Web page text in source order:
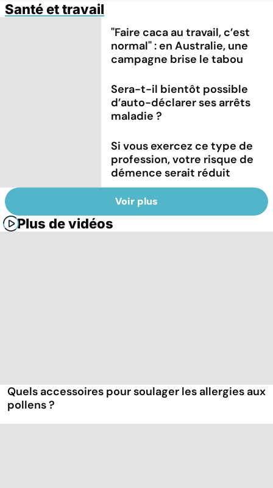
Santé et travail
"Faire caca au travail, c’est
normal" : en Australie, une
campagne brise le tabou
Sera-t-il bientôt possible
d’auto-déclarer ses arrêts
maladie ?
Si vous exercez ce type de
profession, votre risque de
démence serait réduit
Voir plus
Plus de vidéos
Quels accessoires pour soulager les allergies aux
pollens ?